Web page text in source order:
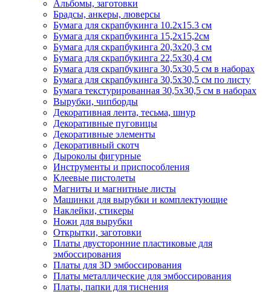
Альбомы, заготовки
Брадсы, анкеры, люверсы
Бумага для скрапбукинга 10.2х15.3 см
Бумага для скрапбукинга 15,2х15,2см
Бумага для скрапбукинга 20,3х20,3 см
Бумага для скрапбукинга 22,5х30,4 см
Бумага для скрапбукинга 30,5х30,5 см в наборах
Бумага для скрапбукинга 30,5х30,5 см по листу
Бумага текстурированная 30,5х30,5 см в наборах
Вырубки, чипборды
Декоративная лента, тесьма, шнур
Декоративные пуговицы
Декоративные элементы
Декоративный скотч
Дыроколы фигурные
Инструменты и приспособления
Клеевые пистолеты
Магниты и магнитные листы
Машинки для вырубки и комплектующие
Наклейки, стикеры
Ножи для вырубки
Открытки, заготовки
Платы двусторонние пластиковые для
эмбоссирования
Платы для 3D эмбоссирования
Платы металлические для эмбоссирования
Платы, папки для тиснения